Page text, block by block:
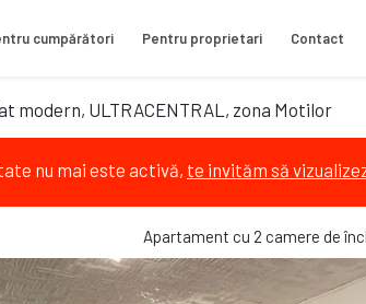
cumpărători Pentru proprietari Contact
modern, ULTRACENTRAL, zona Motilor
nu mai este activă, te invităm să
Apartament cu 2 camere de